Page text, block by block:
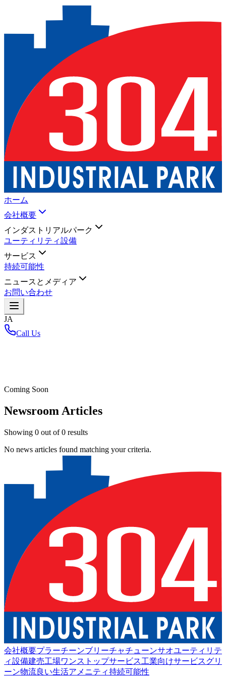
ホーム
会社概要
インダストリアルパーク
ユーティリティ設備
サービス
持続可能性
ニュースとメディア
お問い合わせ
JA
Call Us
Coming Soon
Newsroom Articles
Showing 0 out of0 results
No news articles found matching your criteria.
会社概要プラーチーンブリーチャチューンサオユーティリテ
ィ設備建売工場ワンストップサービス工業向けサービスグリ
ーン物流良い生活アメニティ持続可能性